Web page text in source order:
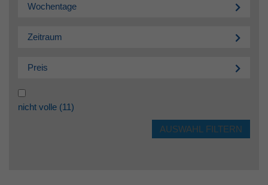
Wochentage
Zeitraum
Preis
nicht volle (11)